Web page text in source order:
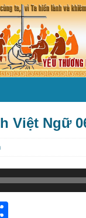
Việt Ngữ